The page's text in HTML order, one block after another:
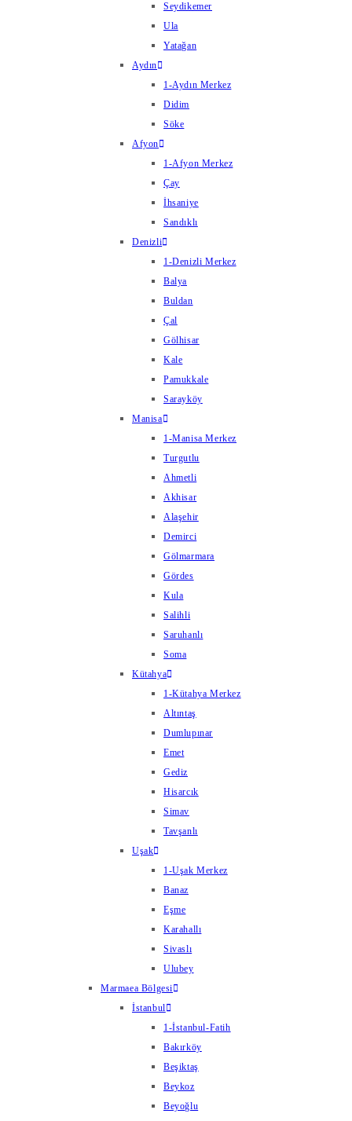
Seydikemer
Ula
Yatağan
Aydın
1-Aydın Merkez
Didim
Söke
Afyon
1-Afyon Merkez
Çay
İhsaniye
Sandıklı
Denizli
1-Denizli Merkez
Balya
Buldan
Çal
Gölhisar
Kale
Pamukkale
Sarayköy
Manisa
1-Manisa Merkez
Turgutlu
Ahmetli
Akhisar
Alaşehir
Demirci
Gölmarmara
Gördes
Kula
Salihli
Saruhanlı
Soma
Kütahya
1-Kütahya Merkez
Altıntaş
Dumlupınar
Emet
Gediz
Hisarcık
Simav
Tavşanlı
Uşak
1-Uşak Merkez
Banaz
Eşme
Karahallı
Sivaslı
Ulubey
Marmaea Bölgesi
İstanbul
1-İstanbul-Fatih
Bakırköy
Beşiktaş
Beykoz
Beyoğlu